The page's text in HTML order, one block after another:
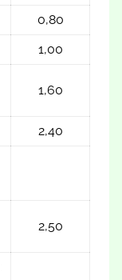
0,80
1,00
1,60
2,40
2,50